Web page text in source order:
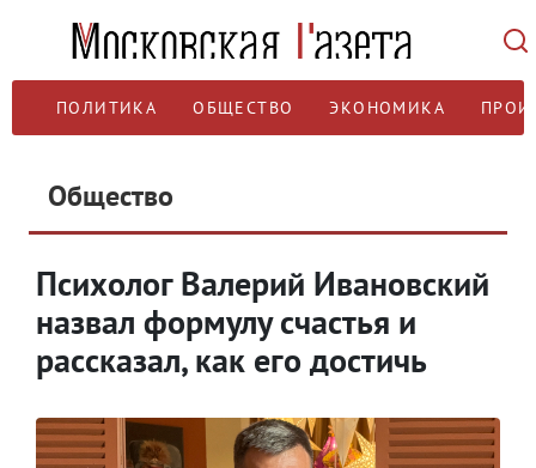
ПОЛИТИКА ОБЩЕСТВО ЭКОНОМИКА
Общество
Психолог Валерий Ивановский
назвал формулу счастья и
рассказал, как его достичь